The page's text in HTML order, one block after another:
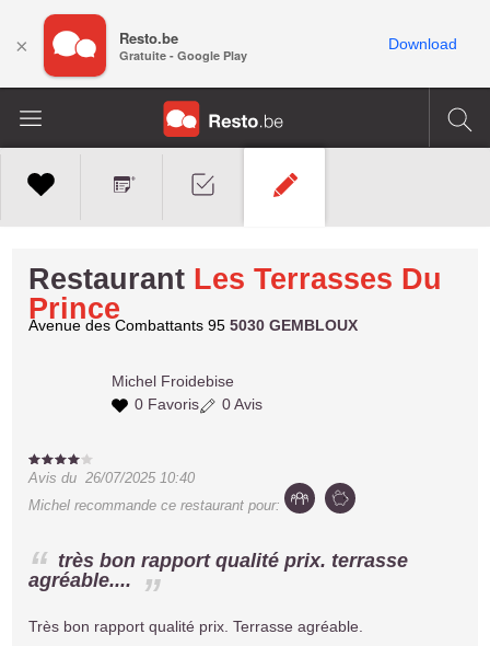
Restaurant Les Terrasses Du
Prince
Avenue des Combattants 955030 GEMBLOUX
Michel Froidebise
0 Favoris
0 Avis
Avis du26/07/2025 10:40
Michel recommande ce restaurant pour:
très bon rapport qualité prix. terrasse
agréable....
Très bon rapport qualité prix. Terrasse agréable.
× Resto.be
Gratuite - Google Play
Download